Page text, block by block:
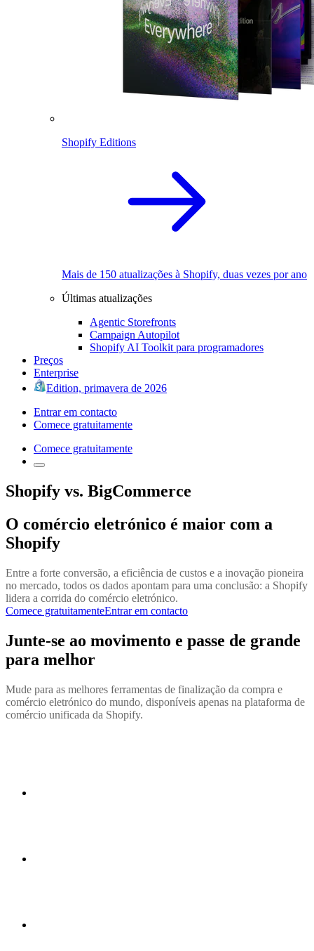
Shopify Editions
Mais de 150 atualizações à Shopify, duas vezes por ano
Últimas atualizações
Agentic Storefronts
Campaign Autopilot
Shopify AI Toolkit para programadores
Preços
Enterprise
Edition, primavera de 2026
Entrar em contacto
Comece gratuitamente
Comece gratuitamente
Shopify vs. BigCommerce
O comércio eletrónico é maior com a
Shopify
Entre a forte conversão, a eficiência de custos e a inovação pioneira
no mercado, todos os dados apontam para uma conclusão: a Shopify
lidera a corrida do comércio eletrónico.
Comece gratuitamenteEntrar em contacto
Junte-se ao movimento e passe de grande
para melhor
Mude para as melhores ferramentas de finalização da compra e
comércio eletrónico do mundo, disponíveis apenas na plataforma de
comércio unificada da Shopify.